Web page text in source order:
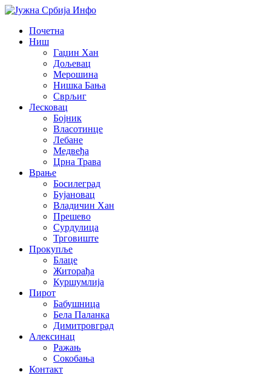
Почетна
Ниш
Гаџин Хан
Дољевац
Мерошина
Нишка Бања
Сврљиг
Лесковац
Бојник
Власотинце
Лебане
Медвеђа
Црна Трава
Врање
Босилеград
Бујановац
Владичин Хан
Прешево
Сурдулица
Трговиште
Прокупље
Блаце
Житорађа
Куршумлија
Пирот
Бабушница
Бела Паланка
Димитровград
Алексинац
Ражањ
Сокобања
Контакт